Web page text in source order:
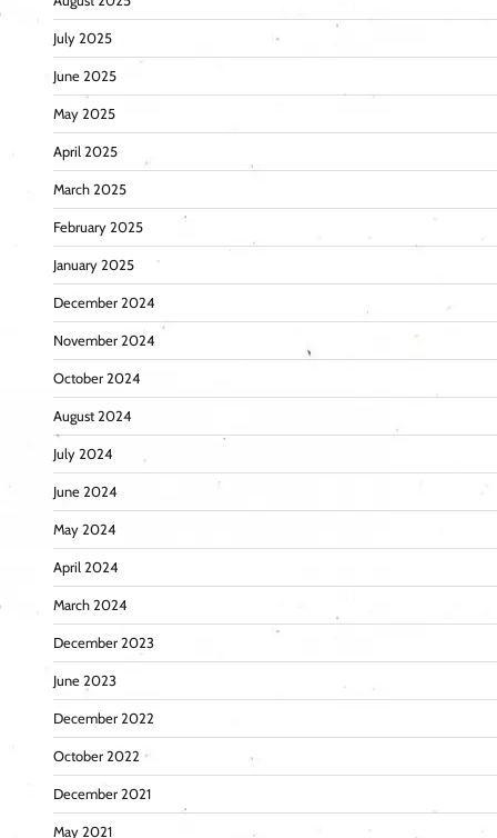
July 2025
June 2025
May 2025
April 2025
March 2025
February 2025
January 2025
December 2024
November 2024
October 2024
August 2024
July 2024
June 2024
May 2024
April 2024
March 2024
December 2023
June 2023
December 2022
October 2022
December 2021
May 2021